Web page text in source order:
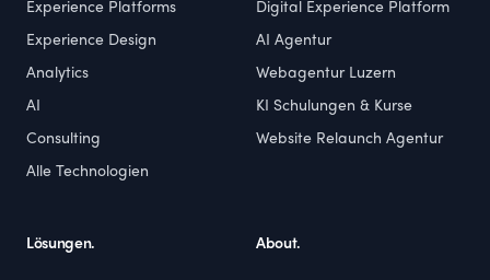
Experience Platforms
Experience Design
Analytics
AI
Consulting
Alle Technologien
Digital Experience Platform
AI Agentur
Webagentur Luzern
KI Schulungen & Kurse
Website Relaunch Agentur
Lösungen. About.